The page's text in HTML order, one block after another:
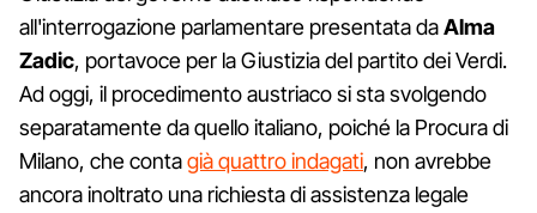
all'interrogazione parlamentare presentata daAlma
Zadic, portavoce per la Giustizia del partito dei Verdi.
Ad oggi, il procedimento austriaco si sta svolgendo
separatamente da quello italiano, poiché la Procura di
Milano, che contagià quattro indagati, non avrebbe
ancora inoltrato una richiesta di assistenza legale